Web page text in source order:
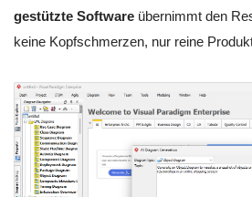
gestützte Software übernimmt den
keine Kopfschmerzen, nur reine